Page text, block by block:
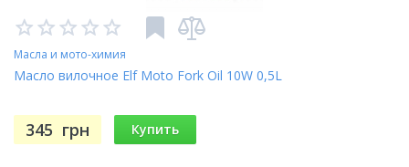
Масла и мото-химия
Масло вилочное Elf Moto Fork Oil 10W 0,5L
345 грн Купить